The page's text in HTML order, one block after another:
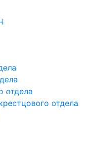
отдела
отдела